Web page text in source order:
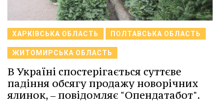
ХАРКІВСЬКА ОБЛАСТЬ ПОЛТАВСЬКА ОБЛАСТЬ
ЖИТОМИРСЬКА ОБЛАСТЬ
В Україні спостерігається суттєве
падіння обсягу продажу новорічних
ялинок, ‒ повідомляє "Опендатабот".